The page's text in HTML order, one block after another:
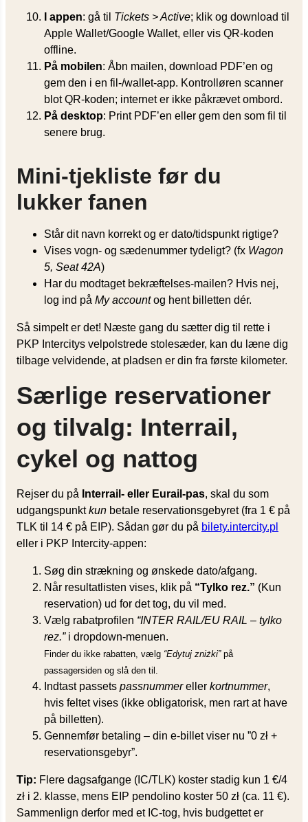
I appen: gå til Tickets > Active; klik og download til
Apple Wallet/Google Wallet, eller vis QR-koden
offline.
På mobilen: Åbn mailen, download PDF’en og
gem den i en fil-/wallet-app. Kontrolløren scanner
blot QR-koden; internet er ikke påkrævet ombord.
På desktop: Print PDF’en eller gem den som fil til
senere brug.
Mini-tjekliste før du
lukker fanen
Står dit navn korrekt og er dato/tidspunkt rigtige?
Vises vogn- og sædenummer tydeligt? (fx Wagon
5, Seat 42A)
Har du modtaget bekræftelses-mailen? Hvis nej,
log ind på My accountog hent billetten dér.
Så simpelt er det! Næste gang du sætter dig til rette i
PKP Intercitys velpolstrede stolesæder, kan du læne dig
tilbage velvidende, at pladsen er din fra første kilometer.
Særlige reservationer
og tilvalg: Interrail,
cykel og nattog
Rejser du på Interrail- eller Eurail-pas, skal du som
udgangspunktkun betale reservationsgebyret (fra 1 € på
TLK til 14 € på EIP). Sådan gør du på bilety.intercity.pl
eller i PKP Intercity-appen:
Søg din strækning og ønskede dato/afgang.
Når resultatlisten vises, klik på “Tylko rez.” (Kun
reservation) ud for det tog, du vil med.
Vælg rabatprofilen “INTER RAIL/EU RAIL – tylko
rez.”i dropdown-menuen.
Finder du ikke rabatten, vælg “Edytuj zniżki”på
passagersiden og slå den til.
Indtast passets passnummereller kortnummer,
hvis feltet vises (ikke obligatorisk, men rart at have
på billetten).
Gennemfør betaling – din e-billet viser nu ”0 zł +
reservationsgebyr”.
Tip: Flere dagsafgange (IC/TLK) koster stadig kun 1 €/4
zł i 2. klasse, mens EIP pendolino koster 50 zł (ca. 11 €).
Sammenlign derfor med et IC-tog, hvis budgettet er